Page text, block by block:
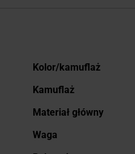
Więcej
Kolor/kamuflaż
Kamuflaż
Materiał główny
Waga